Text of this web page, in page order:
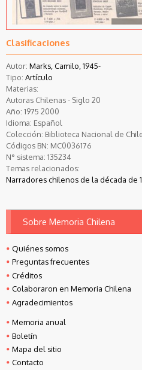
Clasificaciones
Autor: Marks, Camilo, 1945-
Tipo: Artículo
Materias:
Autoras Chilenas - Siglo 20
Año: 1975 2000
Idioma: Español
Colección: Biblioteca Nacional de
Códigos BN: MC0036176
N° sistema: 135234
Temas relacionados:
Narradores chilenos de la década de
Sobre Memoria Chilena
Quiénes somos
Preguntas frecuentes
Créditos
Colaboraron en Memoria Chilena
Agradecimientos
Memoria anual
Boletín
Mapa del sitio
Contacto